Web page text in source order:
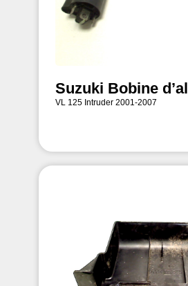
Suzuki Bobine
VL 125 Intruder 2001-2007